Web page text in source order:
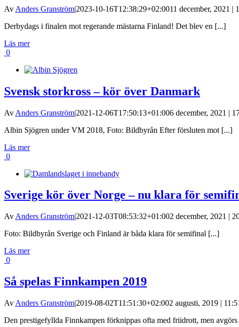
Av Anders Granström|2023-10-16T12:38:29+02:0011 december, 2021 |
Derbydags i finalen mot regerande mästarna Finland! Det blev en [...]
Läs mer
0
Svensk storkross – kör över Danmark
Av Anders Granström|2021-12-06T17:50:13+01:006 december, 2021 |
Albin Sjögren under VM 2018, Foto: Bildbyrån Efter försluten mot [...]
Läs mer
0
Sverige kör över Norge – nu klara för
Av Anders Granström|2021-12-03T08:53:32+01:002 december, 2021 |
Foto: Bildbyrån Sverige och Finland är båda klara för semifinal [...]
Läs mer
0
Så spelas Finnkampen 2019
Av Anders Granström|2019-08-02T11:51:30+02:002 augusti, 2019 |
Den prestigefyllda Finnkampen förknippas ofta med friidrott, men